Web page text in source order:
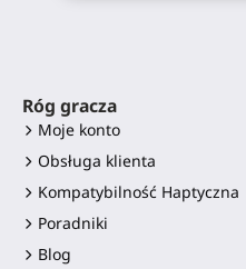
Róg gracza
Moje konto
Obsługa klienta
Kompatybilność Haptyczna
Poradniki
Blog